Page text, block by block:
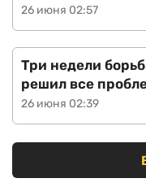
26 июня 02:57
26 июня 02:39
Три недели
решил все